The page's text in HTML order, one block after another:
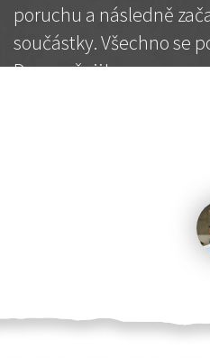
poruchu a následně
součástky. Všechno se
Doporučuji!